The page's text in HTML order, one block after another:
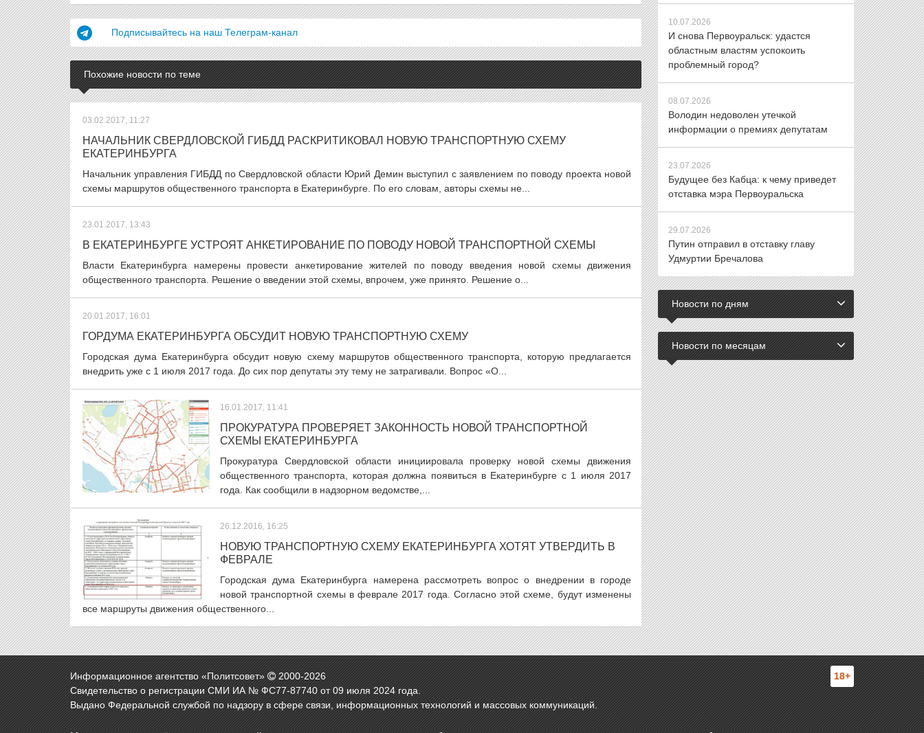
Подписывайтесь на наш Телеграм-канал
Похожие новости по теме
03.02.2017, 11:27
НАЧАЛЬНИК СВЕРДЛОВСКОЙ ГИБДД РАСКРИТИКОВАЛ НОВУЮ ТРАНСПОРТНУЮ СХЕМУ
ЕКАТЕРИНБУРГА
Начальник управления ГИБДД по Свердловской области Юрий Демин выступил с заявлением по поводу проекта новой
схемы маршрутов общественного транспорта в Екатеринбурге. По его словам, авторы схемы не...
23.01.2017, 13:43
В ЕКАТЕРИНБУРГЕ УCТРОЯТ АНКЕТИРОВАНИЕ ПО ПОВОДУ НОВОЙ ТРАНСПОРТНОЙ СХЕМЫ
Власти Екатеринбурга намерены провести анкетирование жителей по поводу введения новой схемы движения
общественного транспорта. Решение о введении этой схемы, впрочем, уже принято. Решение о...
20.01.2017, 16:01
ГОРДУМА ЕКАТЕРИНБУРГА ОБСУДИТ НОВУЮ ТРАНСПОРТНУЮ СХЕМУ
Городская дума Екатеринбурга обсудит новую схему маршрутов общественного транспорта, которую предлагается
внедрить уже с 1 июля 2017 года. До сих пор депутаты эту тему не затрагивали. Вопрос «О...
16.01.2017, 11:41
ПРОКУРАТУРА ПРОВЕРЯЕТ ЗАКОННОСТЬ НОВОЙ ТРАНСПОРТНОЙ
СХЕМЫ ЕКАТЕРИНБУРГА
Прокуратура Свердловской области инициировала проверку новой схемы движения
общественного транспорта, которая должна появиться в Екатеринбурге с 1 июля 2017
года. Как сообщили в надзорном ведомстве,...
26.12.2016, 16:25
НОВУЮ ТРАНСПОРТНУЮ СХЕМУ ЕКАТЕРИНБУРГА ХОТЯТ УТВЕРДИТЬ В
ФЕВРАЛЕ
Городская дума Екатеринбурга намерена рассмотреть вопрос о внедрении в городе
новой транспортной схемы в феврале 2017 года. Согласно этой схеме, будут изменены
все маршруты движения общественного...
10.07.2026
И снова Первоуральск: удастся
областным властям успокоить
проблемный город?
08.07.2026
Володин недоволен утечкой
информации о премиях депутатам
23.07.2026
Будущее без Кабца: к чему приведет
отставка мэра Первоуральска
29.07.2026
Путин отправил в отставку главу
Удмуртии Бречалова
Новости по дням
Новости по месяцам
Информационное агентство «Политсовет» 2000-2026
Свидетельство о регистрации СМИ ИА № ФС77-87740 от 09 июля 2024 года.
Выдано Федеральной службой по надзору в сфере связи, информационных технологий и массовых коммуникаций.
18+